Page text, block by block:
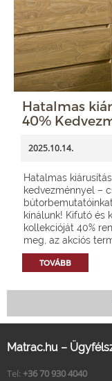
Hatalmas
40%
2025.10.14.
Hatalmas
kedvezménnyel –
kínálunk! Kifutó és
kollekcióját 40%
meg, az akciós
TOVÁBB
Matrac.hu –
Tel: +36 70 930 4040